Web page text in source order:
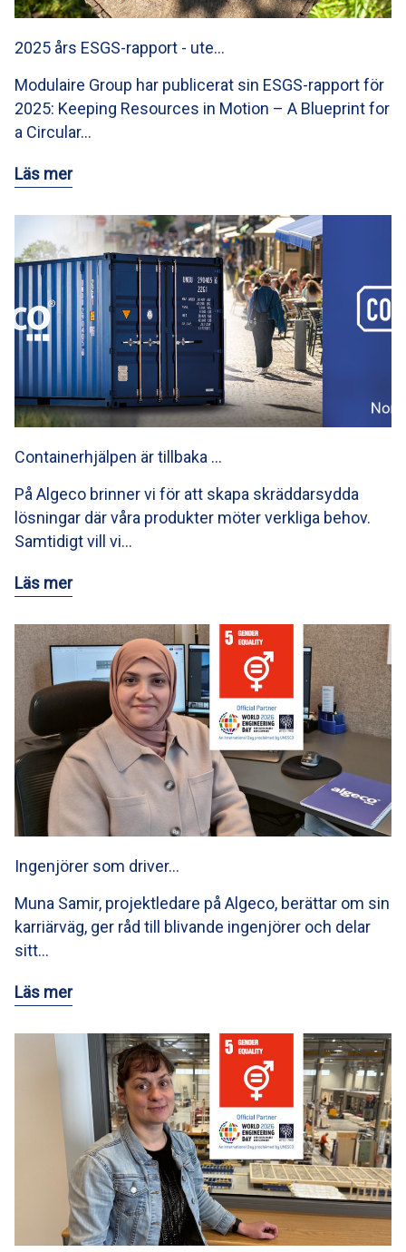
2025 års ESGS-rapport - ute…
Modulaire Group har publicerat sin ESGS-rapport för
2025: Keeping Resources in Motion – A Blueprint for
a Circular…
Läs mer
Containerhjälpen är tillbaka …
På Algeco brinner vi för att skapa skräddarsydda
lösningar där våra produkter möter verkliga behov.
Samtidigt vill vi…
Läs mer
Ingenjörer som driver…
Muna Samir, projektledare på Algeco, berättar om sin
karriärväg, ger råd till blivande ingenjörer och delar
sitt…
Läs mer